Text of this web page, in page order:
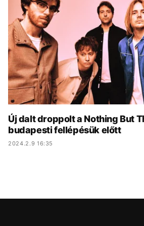
KÖZÉLET
ÉLETMÓD DESIGN
BESZÉLGETÉSEK ARCOK
VIDEÓ
GASZTRO
Új dalt droppolt a Nothing But
budapesti fellépésük előtt
2024.2.9 16:35